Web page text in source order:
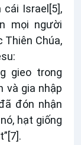
Israel [5],
mọi người
Thiên Chúa,
gieo trong
và gia nhập
đón nhận
hạt giống
[7].